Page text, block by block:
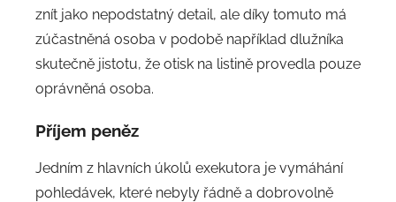
znít jako nepodstatný detail, ale díky tomuto má
zúčastněná osoba v podobě například dlužníka
skutečně jistotu, že otisk na listině provedla pouze
oprávněná osoba.
Příjem peněz
Jedním z hlavních úkolů exekutora je vymáhání
pohledávek, které nebyly řádně a dobrovolně